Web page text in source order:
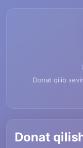
Donat qilib
Donat